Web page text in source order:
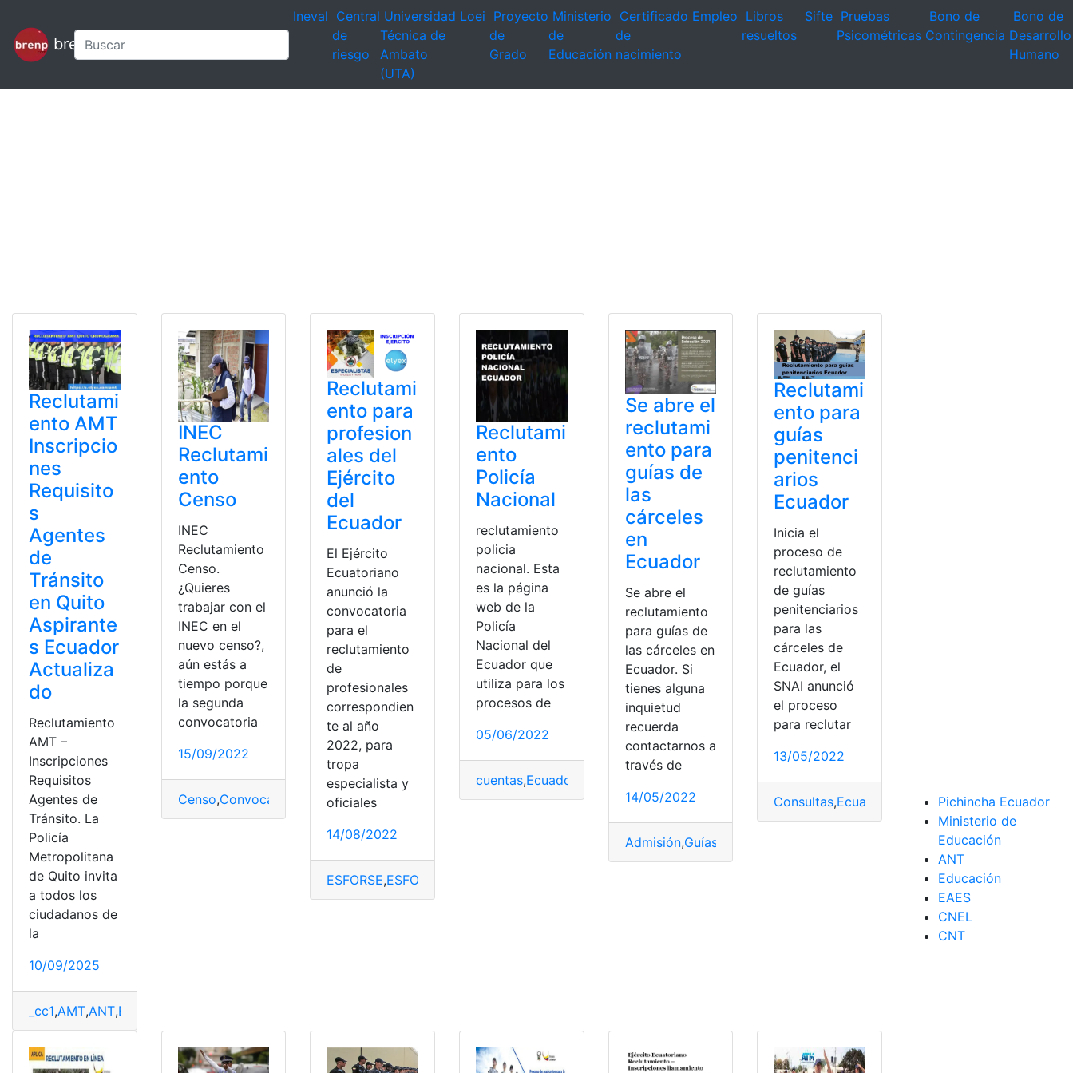
brenp
Ineval Central
de
riesgo
Universidad
Técnica de
Ambato
(UTA)
Loei Proyecto
de
Grado
Ministerio
de
Educación
Certificado
de
nacimiento
Empleo Libros
resueltos
Sifte Pruebas
Psicométricas
Bono de
Contingencia
Bono de
Desarrollo
Humano
Reclutami
ento AMT
Inscripcio
nes
Requisito
s
Agentes
de
Tránsito
en Quito
Aspirante
s Ecuador
Actualiza
do
Reclutamiento
AMT –
Inscripciones
Requisitos
Agentes de
Tránsito. La
Policía
Metropolitana
de Quito invita
a todos los
ciudadanos de
la
10/09/2025
_cc1,AMT,ANT,Empleo
INEC
Reclutami
ento
Censo
INEC
Reclutamiento
Censo.
¿Quieres
trabajar con el
INEC en el
nuevo censo?,
aún estás a
tiempo porque
la segunda
convocatoria
15/09/2022
Censo,Convocatoria INEC,Reclutamiento en línea,Trámites
Reclutami
ento para
profesion
ales del
Ejército
del
Ecuador
El Ejército
Ecuatoriano
anunció la
convocatoria
para el
reclutamiento
de
profesionales
correspondien
te al año
2022, para
tropa
especialista y
oficiales
14/08/2022
ESFORSE,ESFORSE ESMIL Reclutamiento en línea
Reclutami
ento
Policía
Nacional
reclutamiento
policia
nacional. Esta
es la página
web de la
Policía
Nacional del
Ecuador que
utiliza para los
procesos de
05/06/2022
cuentas,Ecuador Reclutamiento en línea
Se abre el
reclutami
ento para
guías de
las
cárceles
en
Ecuador
Se abre el
reclutamiento
para guías de
las cárceles en
Ecuador. Si
tienes alguna
inquietud
recuerda
contactarnos a
través de
14/05/2022
Admisión,Guías penitenciarios Inscripciones - Reclutamiento,
Reclutami
ento para
guías
penitenci
arios
Ecuador
Inicia el
proceso de
reclutamiento
de guías
penitenciarios
para las
cárceles de
Ecuador, el
SNAI anunció
el proceso
para reclutar
13/05/2022
Consultas,Ecuador Guía penitenciario,
Pichincha Ecuador
Ministerio de
Educación
ANT
Educación
EAES
CNEL
CNT